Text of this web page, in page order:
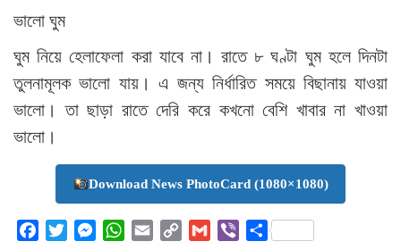
ভালো ঘুম
ঘুম নিয়ে হেলাফেলা করা যাবে না। রাতে ৮ ঘণ্টা ঘুম হলে দিনটা
তুলনামূলক ভালো যায়। এ জন্য নির্ধারিত সময়ে বিছানায় যাওয়া
ভালো। তা ছাড়া রাতে দেরি করে কখনো বেশি খাবার না খাওয়া
ভালো।
Download News PhotoCard (1080×1080)
Facebook
TwitterMessengerWhatsApp
Email
Copy
Gmail ViberShare